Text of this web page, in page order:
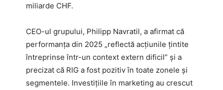
miliarde CHF.
CEO-ul grupului, Philipp Navratil, a afirmat că
performanța din 2025 „reflectă acțiunile țintite
întreprinse într-un context extern dificil” și a
precizat că RIG a fost pozitiv în toate zonele și
segmentele. Investițiile în marketing au crescut